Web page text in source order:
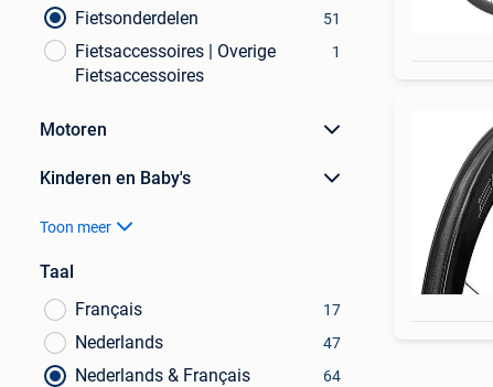
Fietsonderdelen
51
Fietsaccessoires | Overige
Fietsaccessoires
1
Motoren
Kinderen en Baby's
Toon meer
Taal
Français
17
Nederlands 47
Nederlands & Français 64